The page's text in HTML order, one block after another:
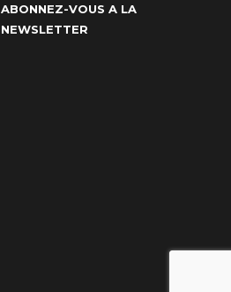
ABONNEZ-VOUS A LA
NEWSLETTER